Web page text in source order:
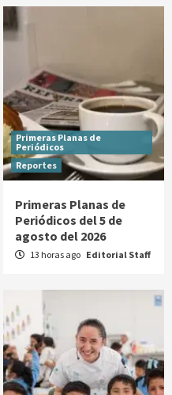
Primeras Planas de
Periódicos
Reportes
Primeras Planas de
Periódicos del 5 de
agosto del 2026
13 horas ago Editorial Staff